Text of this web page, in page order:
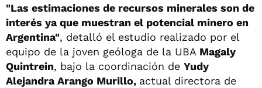
"Las estimaciones de recursos minerales son de
interés ya que muestran el potencial minero en
Argentina", detalló el estudio realizado por el
equipo de la joven geóloga de la UBA Magaly
Quintrein, bajo la coordinación de Yudy
Alejandra Arango Murillo, actual directora de